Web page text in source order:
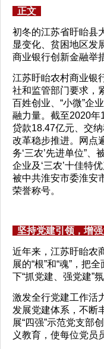
正文
初冬的江苏省盱眙县
显变化、贫困地区
商业银行创新金融举
江苏盱眙农村商业银
社和监管部门要求，
百姓创业、“小微”企
融力量。截至2020年
贷款18.47亿元、交
改革稳步推进。网点
务‘三农’先进单位”
企业及‘三农’十佳特
被中共淮安市委淮安
荣誉称号。
坚持党建引领，增
近年来，江苏盱眙农
展的“根”和“魂”，把
下“抓党建、强党建”
激发全行党建工作活
发展党建体系，不断
展“四强”示范党支部
义教育，使每位党员